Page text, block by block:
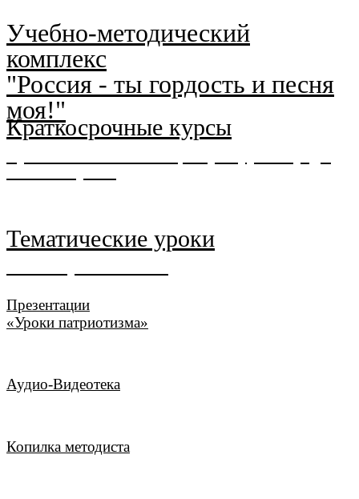
Учебно-методический
комплекс
"Россия - ты гордость и песня
моя!"
Краткосрочные курсы
Тематические уроки
Презентации
«Уроки патриотизма»
Аудио-Видеотека
Копилка методиста